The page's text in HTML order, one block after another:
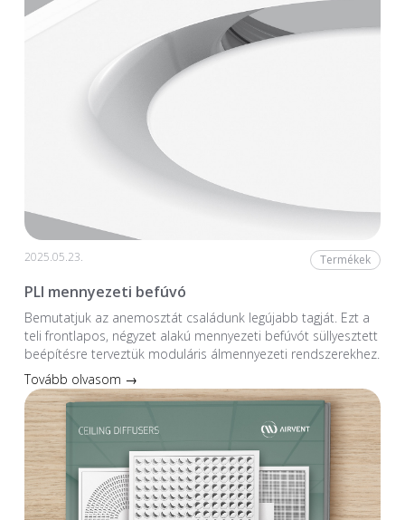
2025.05.23. Termékek
PLI mennyezeti befúvó
Bemutatjuk az anemosztát családunk legújabb tagját. Ezt a
teli frontlapos, négyzet alakú mennyezeti befúvót süllyesztett
beépítésre terveztük moduláris álmennyezeti rendszerekhez.
Tovább olvasom →